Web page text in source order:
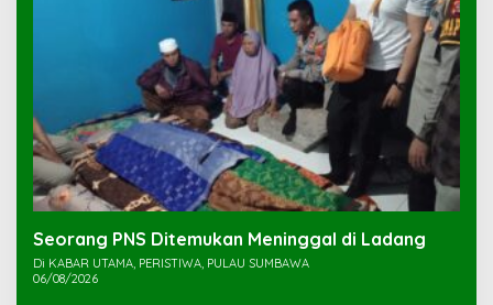
Seorang PNS Ditemukan Meninggal di Ladang
Di KABAR UTAMA, PERISTIWA, PULAU SUMBAWA
06/08/2026